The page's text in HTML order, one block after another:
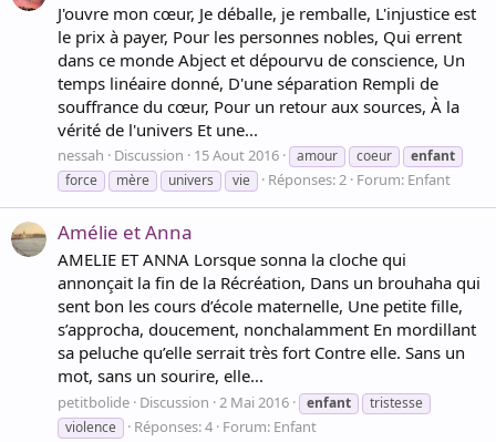
J'ouvre mon cœur, Je déballe, je remballe, L'injustice est
le prix à payer, Pour les personnes nobles, Qui errent
dans ce monde Abject et dépourvu de conscience, Un
temps linéaire donné, D'une séparation Rempli de
souffrance du cœur, Pour un retour aux sources, À la
vérité de l'univers Et une...
nessah Discussion 15 Aout 2016 amour coeur
enfant
force
mère univers vie Réponses: 2 Forum: Enfant
Amélie et Anna
AMELIE ET ANNA Lorsque sonna la cloche qui
annonçait la fin de la Récréation, Dans un brouhaha qui
sent bon les cours d’école maternelle, Une petite fille,
s’approcha, doucement, nonchalamment En mordillant
sa peluche qu’elle serrait très fort Contre elle. Sans un
mot, sans un sourire, elle...
petitbolide Discussion 2 Mai 2016 enfant
tristesse
violence
Réponses: 4 Forum: Enfant